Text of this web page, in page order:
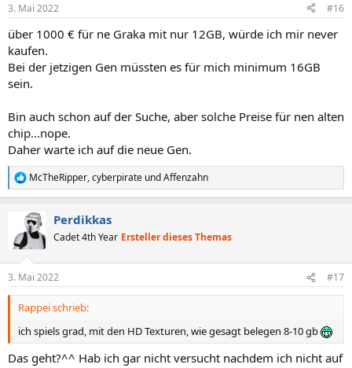
e
:
3. Mai 2022 #16
über 1000 € für ne Graka mit nur 12GB, würde ich mir never
kaufen.
Bei der jetzigen Gen müssten es für mich minimum 16GB
sein.
Bin auch schon auf der Suche, aber solche Preise für nen alten
chip...nope.
Daher warte ich auf die neue Gen.
R
e
i
e
n
McTheRipper,cyberpirate undAffenzahn
Perdikkas
Cadet 4th Year Ersteller dieses Themas
3. Mai 2022 #17
Rappei schrieb:
ich spiels grad, mit den HD Texturen, wie gesagt belegen 8-10 gb
Das geht?^^ Hab ich gar nicht versucht nachdem ich nicht auf